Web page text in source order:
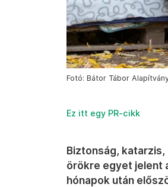
Fotó: Bátor Tábor
Ez itt egy PR-cikk
Biztonság, katarzis,
örökre egyet jelent
hónapok után